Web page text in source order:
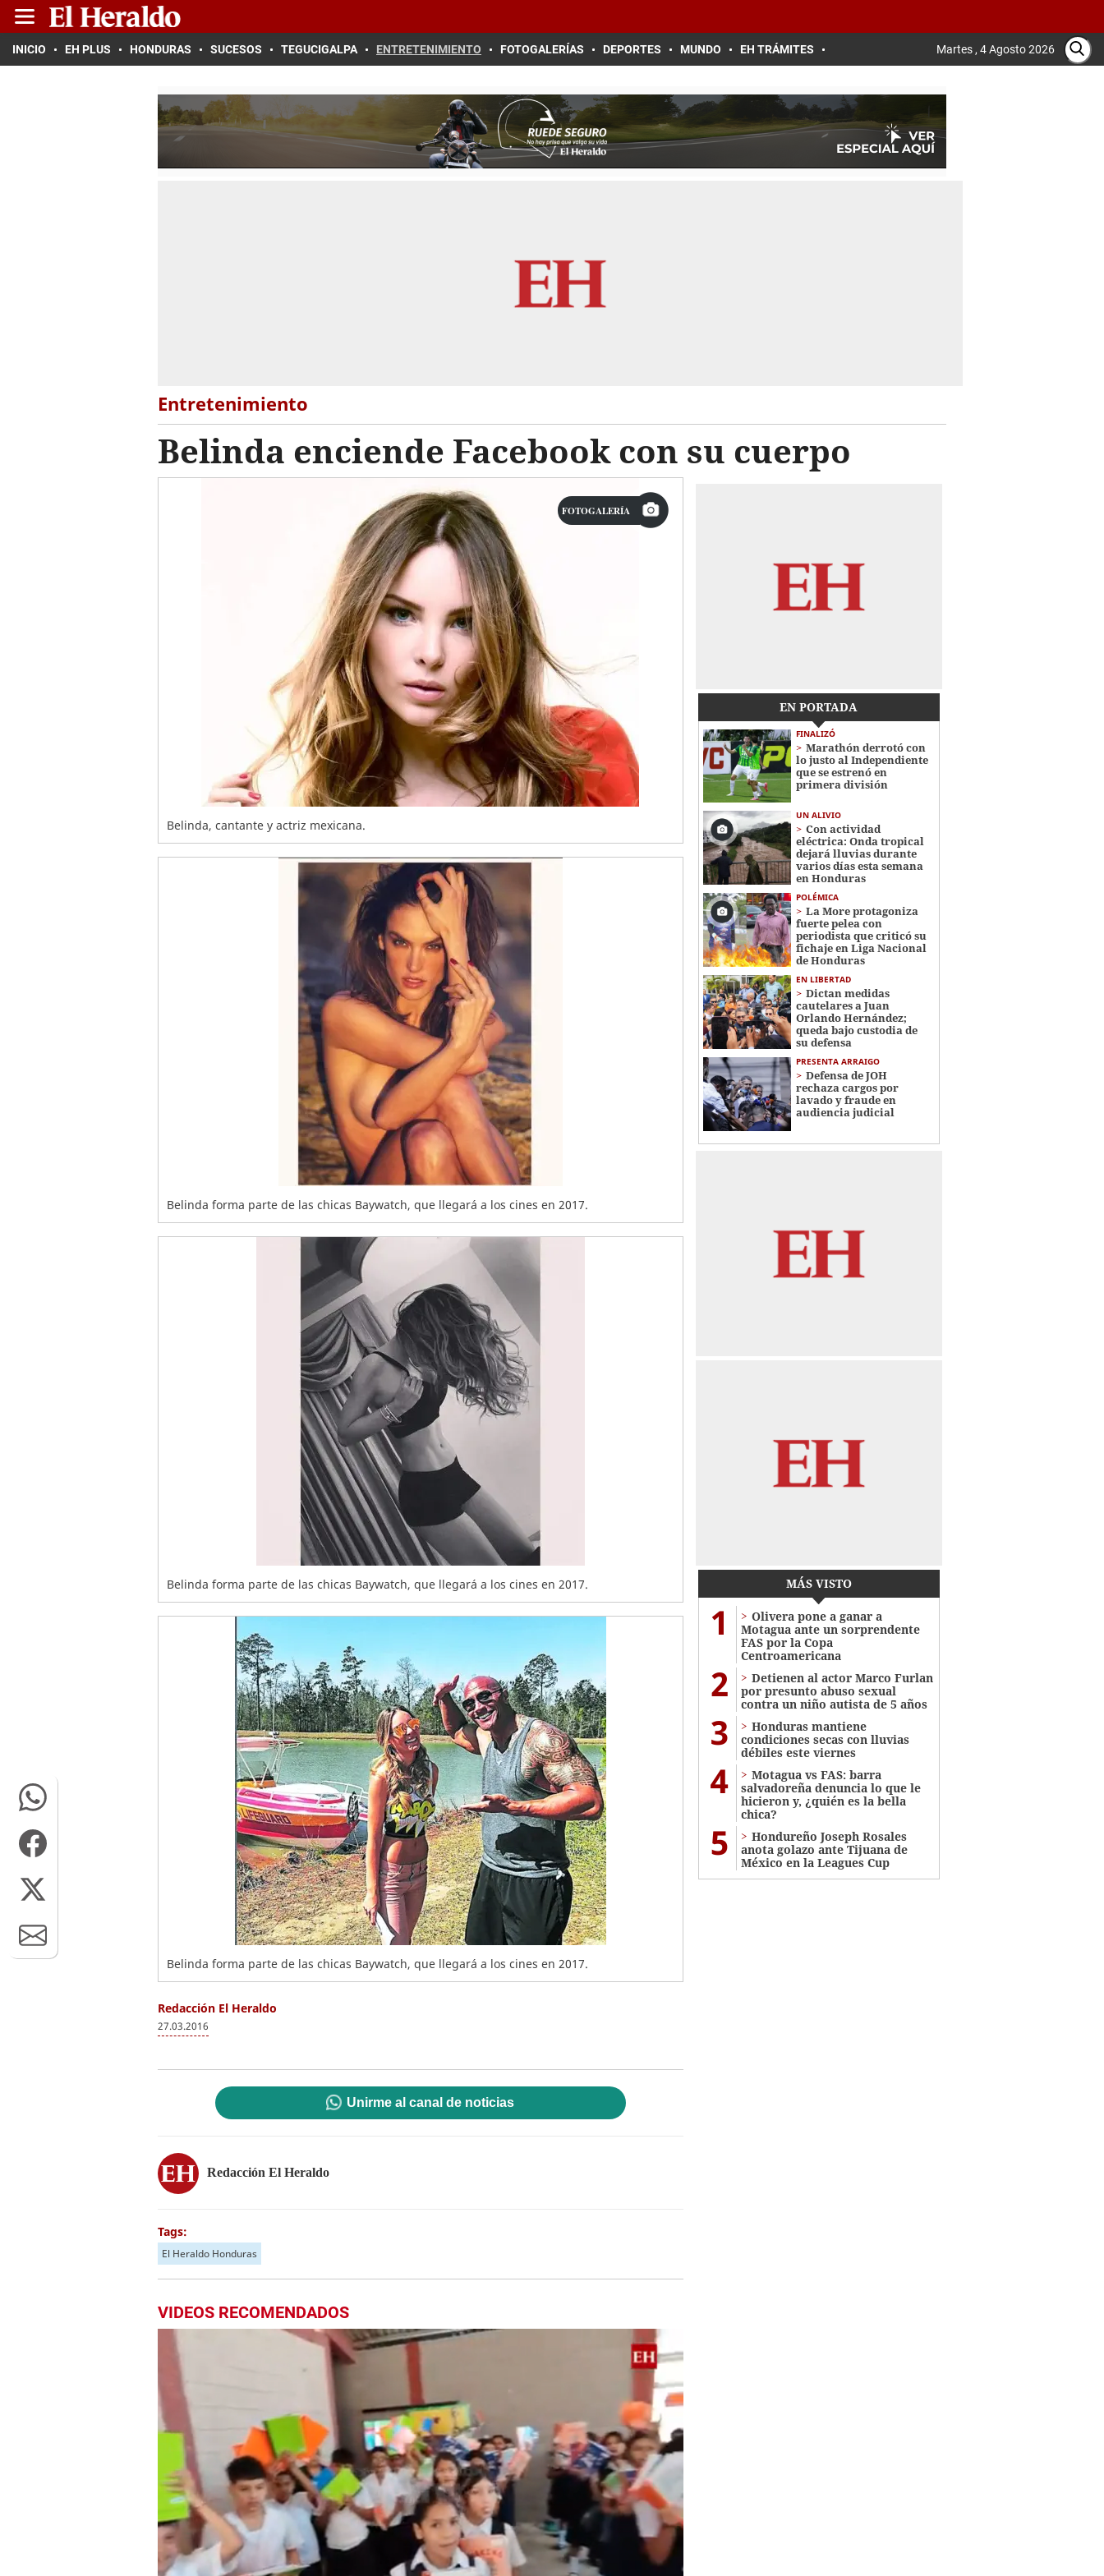
INICIO EH PLUS HONDURAS SUCESOS TEGUCIGALPA ENTRETENIMIENTO FOTOGALERÍAS DEPORTES MUNDO EH TRÁMITES Martes , 4 Agosto 2026
Entretenimiento
Belinda enciende Facebook con su cuerpo
FOTOGALERÍA
Belinda, cantante y actriz mexicana.
Belinda forma parte de las chicas Baywatch, que llegará a los cines en 2017.
Belinda forma parte de las chicas Baywatch, que llegará a los cines en 2017.
Belinda forma parte de las chicas Baywatch, que llegará a los cines en 2017.
Redacción El Heraldo
27.03.2016
Unirme al canal de noticias
Redacción El Heraldo
Tags:
El Heraldo Honduras
VIDEOS RECOMENDADOS
EN PORTADA
FINALIZÓ
Marathón derrotó con
lo justo al Independiente
que se estrenó en
primera división
UN ALIVIO
Con actividad
eléctrica: Onda tropical
dejará lluvias durante
varios días esta semana
en Honduras
POLÉMICA
La More protagoniza
fuerte pelea con
periodista que criticó su
fichaje en Liga Nacional
de Honduras
EN LIBERTAD
Dictan medidas
cautelares a Juan
Orlando Hernández;
queda bajo custodia de
su defensa
PRESENTA ARRAIGO
Defensa de JOH
rechaza cargos por
lavado y fraude en
audiencia judicial
MÁS VISTO
1
Olivera pone a ganar a
Motagua ante un sorprendente
FAS por la Copa
Centroamericana
2
Detienen al actor Marco Furlan
por presunto abuso sexual
contra un niño autista de 5 años
3
Honduras mantiene
condiciones secas con lluvias
débiles este viernes
4
Motagua vs FAS: barra
salvadoreña denuncia lo que le
hicieron y, ¿quién es la bella
chica?
5
Hondureño Joseph Rosales
anota golazo ante Tijuana de
México en la Leagues Cup